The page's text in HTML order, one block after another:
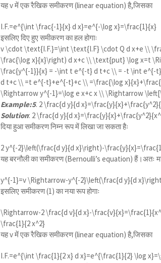
यह v में एक रैखिक समीकरण (linear equation) है,जिसका
I.F.=e^{\int \frac{-1}{x} d x}=e^{-\log x}=\frac{1}{x}
इसलिए दिए हुए समीकरण का हल होगाः
v \cdot \text{I.F.}=\int \text{I.F} \cdot Q d x+e \\
\frac{\log x}{x}\right) d x+c \\ \text{put} \log x=t
\frac{y^{-1}}{x} = -\int t e^{-t} d t+c \\ = -t \int
d t+c \\ =t e^{-t}+e^{-t}+c \\ =\frac{\log
\Rightarrow y^{-1}=\log e x+c x \\ \Rightarrow
Example:5. 2 \frac{d y}{d
Solution: 2 \frac{d y}{d
दिया हुआ समीकरण निम्न रूप में लिखा जा सकता हैः
2 y^{-2}\left(\frac{d y}{d x}\right)-
यह बरनौली का समीकरण (Bernoulli’s equation) हैं।अतः
y^{-1}=v \Rightarrow-y^{-2}\left(\frac{d y}{d
इसलिए समीकरण (1) का नया रूप होगाः
\Rightarrow-2 \frac{d v}{d x}-
\frac{1}{2 x^2}
यह v में एक रैखिक समीकरण (linear equation) है,जिसका
I.F.=e^{\int \frac{1}{2 x} d x}=e^{\frac{1}{2} \log